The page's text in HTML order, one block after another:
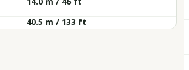
40.5 m / 133 ft